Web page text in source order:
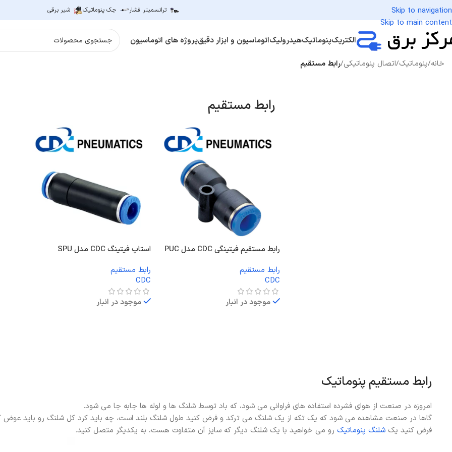
Skip to navigation
Skip to main content
ترانسمیتر فشار جک پنوماتیک شیر برقی
الکتریکپنوماتیکهیدرولیکاتوماسیون و ابزار دقیقپروژه های اتوماسیون
خانه/پنوماتیک/اتصال پنوماتیکی/رابط مستقیم
رابط مستقیم
رابط مستقیم فیتینگی CDC مدل PUC
رابط مستقیم
CDC
موجود در انبار
استاپ فیتینگ CDC مدل SPU
رابط مستقیم
CDC
موجود در انبار
رابط مستقیم پنوماتیک
امروزه در صنعت از هوای فشرده استفاده های فراوانی می شود، که باد توسط شلنگ ها و لوله ها جابه جا می شود.
گاها در صنعت مشاهده می شود که یک تکه از یک شلنگ می ترکد و فرض کنید طول شلنگ بلند است، چه باید کرد کل شلنگ رو باید عوض
فرض کنید یک شلنگ پنوماتیک رو می خواهید با یک شلنگ دیگر که سایز آن متفاوت هست، به یکدیگر متصل کنید.